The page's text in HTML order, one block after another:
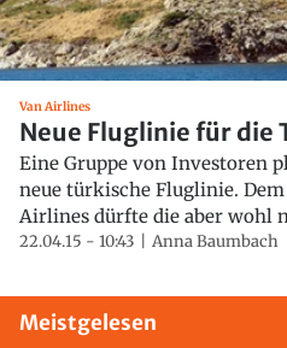
Van Airlines
Neue Fluglinie für die
Eine Gruppe von Investoren
neue türkische Fluglinie.
Airlines dürfte die aber wohl
22.04.15 - 10:43 Anna Baumbach
Meistgelesen